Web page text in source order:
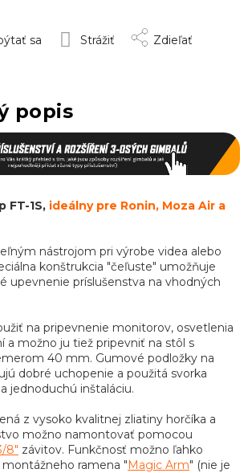
sa Strážiť Zdieľať
popis
FT-1S, ideálny pre Ronin, Moza Air a
nástrojom pri výrobe videa alebo
konštrukcia "čeľuste" umožňuje
upevnenie príslušenstva na vhodných
na pripevnenie monitorov, osvetlenia
a možno ju tiež pripevniť na stôl s
40 mm. Gumové podložky na
dobré uchopenie a použitá svorka
jednoduchú inštaláciu.
z vysoko kvalitnej zliatiny horčíka a
možno namontovať pomocou
8" závitov. Funkčnosť možno ľahko
ramena "Magic Arm" (nie je